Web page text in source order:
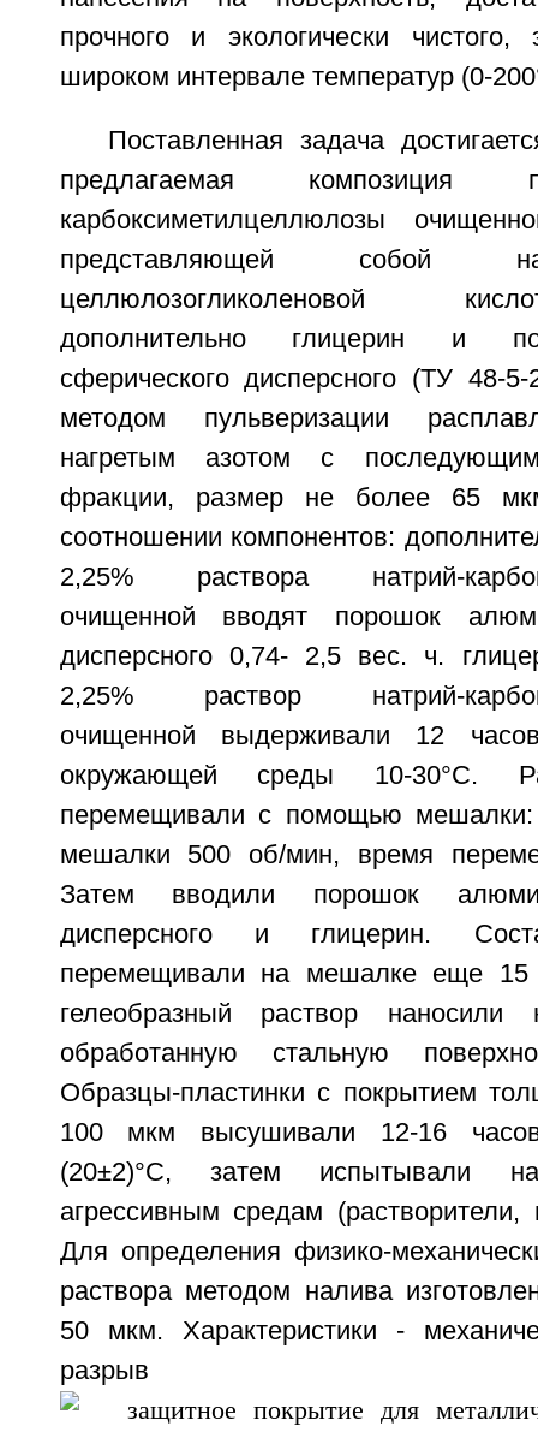
прочного и экологически чистого,
широком интервале температур (0-
Поставленная задача
предлагаемая композиция
карбоксиметилцеллюлозы
представляющей собой
целлюлозогликоленовой
дополнительно глицерин и
сферического дисперсного (ТУ 48-
методом пульверизации
нагретым азотом с
фракции, размер не более 65
соотношении компонентов:
2,25% раствора натрий-
очищенной вводят порошок
дисперсного 0,74- 2,5 вес. ч.
2,25% раствор натрий-
очищенной выдерживали 12
окружающей среды 10-30°С.
перемещивали с помощью мешалки:
мешалки 500 об/мин, время
Затем вводили порошок
дисперсного и глицерин.
перемещивали на мешалке еще 15
гелеобразный раствор наносили
обработанную стальную
Образцы-пластинки с покрытием
100 мкм высушивали 12-16
(20±2)°С, затем испытывали
агрессивным средам
Для определения физико-
раствора методом налива
50 мкм. Характеристики -